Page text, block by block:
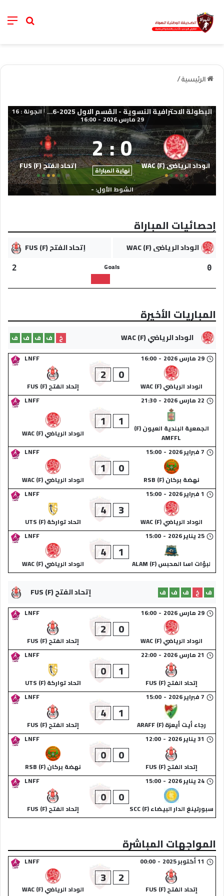
خانة
الرئيسية /
البطولة الاحترافية النسوية - القسم الاول 2025-2026 | الجولة : 16
29 مارس 2026 -
16:00
الوداد الرياضي (F) WAC 0
:
2
نهاية المباراة إتحاد الفتح (F) FUS
الشوط الأول: -
إحصائيات المباراة
الوداد الرياضي (F) WAC إتحاد الفتح (F) FUS
0
Goals
2
المباريات الأخيرة
الوداد الرياضي (F) WAC خ ف ف ف ف
LNFF
29 مارس 2026 -
16:00
الوداد الرياضي (F) WAC
0
2
إتحاد الفتح (F) FUS
LNFF
22 مارس 2026 -
21:30
الجمعية البلدية العيون (F)
AMFFL
1
1
الوداد الرياضي (F) WAC
LNFF
7 فبراير 2026 -
15:00
نهضة بركان (F) RSB
0
1
الوداد الرياضي (F) WAC
LNFF
1 فبراير 2026 -
15:00
الوداد الرياضي (F) WAC
3
4
اتحاد تواركة (F) UTS
LNFF
25 يناير 2026 -
15:00
لبؤات اسا المحبس (F) ALAM
1
4
الوداد الرياضي (F) WAC
إتحاد الفتح (F) FUS ف خ ف ف ف
LNFF
29 مارس 2026 -
16:00
الوداد الرياضي (F) WAC
0
2
إتحاد الفتح (F) FUS
LNFF
21 مارس 2026 -
22:00
إتحاد الفتح (F) FUS
1
0
اتحاد تواركة (F) UTS
LNFF
7 فبراير 2026 -
15:00
رجاء أيت أيعزة (F) ARAFF
1
4
إتحاد الفتح (F) FUS
LNFF
31 يناير 2026 -
12:00
إتحاد الفتح (F) FUS
0
0
نهضة بركان (F) RSB
LNFF
24 يناير 2026 -
15:00
سبورتينغ الدار البيضاء (F) SCC
0
0
إتحاد الفتح (F) FUS
المواجهات المباشرة
LNFF 11 أكتوبر 2025 -
00:00
إتحاد الفتح (F) FUS
2
3
الوداد الرياضي (F) WAC